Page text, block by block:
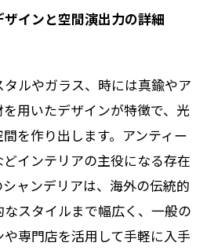
インと空間演出力の詳細
ルやガラス、時には真鍮やア
用いたデザインが特徴で、光
を作り出します。アンティー
インテリアの主役になる存在
ャンデリアは、海外の伝統的
スタイルまで幅広く、一般の
専門店を活用して手軽に入手